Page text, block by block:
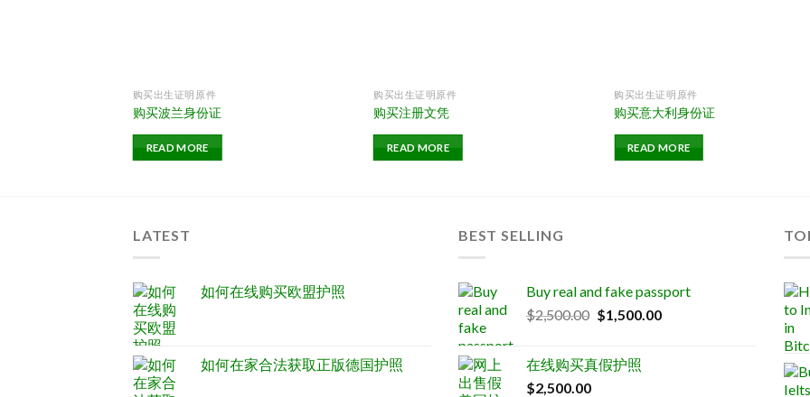
购买出生证明原件
购买波兰身份证
READ MORE
购买出生证明原件
购买注册文凭
READ MORE
购买出生证明原件
购买意大利身份证
READ MORE
LATEST
如何在线购买欧盟护照
如何在家合法获取正版德国护照
BEST SELLING
Buy real and fake passport
$2,500.00 Original
$2,500.00.
$1,500.00Current
在线购买真假护照
$2,500.00